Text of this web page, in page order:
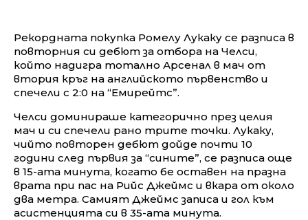
Рекордната покупка Ромелу Лукаку се разписа в
повторния си дебют за отбора на Челси,
който надигра тотално Арсенал в мач от
втория кръг на английското първенство и
спечели с 2:0 на “Емирейтс”.
Челси доминираше категорично през целия
мач и си спечели рано трите точки. Лукаку,
чийто повторен дебют дойде почти 10
години след първия за “сините”, се разписа още
в 15-ата минута, когато бе оставен на празна
врата при пас на Рийс Джеймс и вкара от около
два метра. Самият Джеймс записа и гол към
асистенцията си в 35-ата минута.